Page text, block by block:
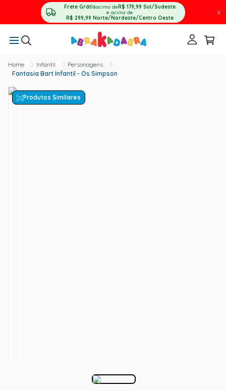
Frete Grátisacima deR$ 179,99 Sul/Sudeste
e acima de
R$ 299,99 Norte/Nordeste/Centro Oeste
X
Infantil
Personagens
Fantasia Bart Infantil - Os Simpson
Produtos Similares